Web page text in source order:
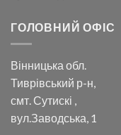
ГОЛОВНИЙ ОФІС
Вінницька обл.
Тиврівський р-н,
смт. Сутискі ,
вул.Заводська, 1